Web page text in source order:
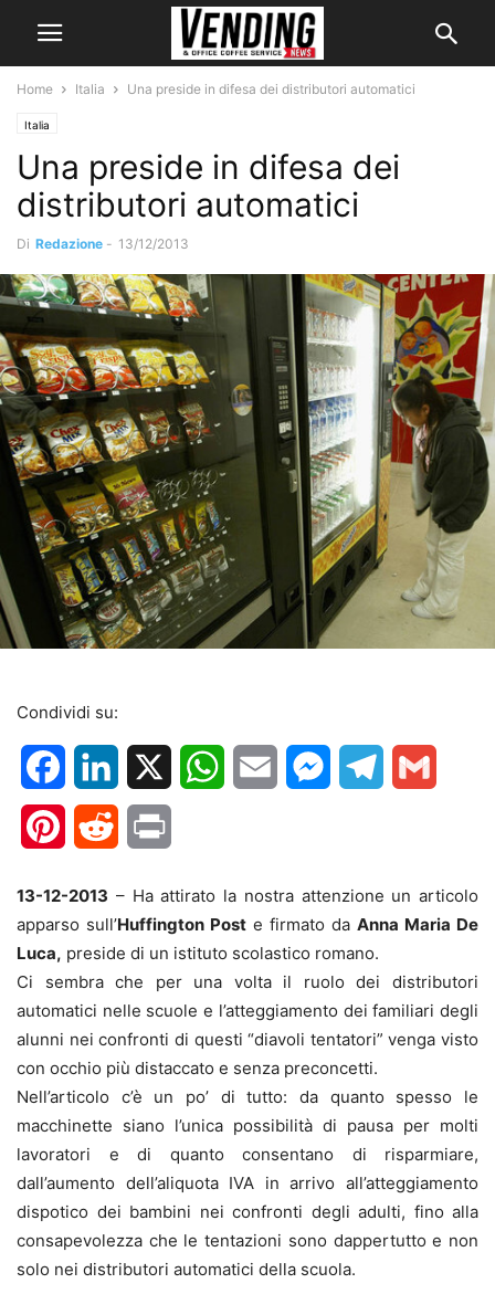
Home Italia Una preside in difesa dei distributori automatici
Italia
Una preside in difesa dei
distributori automatici
Di Redazione - 13/12/2013
Condividi su:
FacebookLinkedIn WhatsApp
Email MessengerTelegram
PinterestReddit
13-12-2013 – Ha attirato la nostra attenzione un articolo
apparso sull’Huffington Post e firmato da Anna Maria De
Luca, preside di un istituto scolastico romano.
Ci sembra che per una volta il ruolo dei distributori
automatici nelle scuole e l’atteggiamento dei familiari degli
alunni nei confronti di questi “diavoli tentatori” venga visto
con occhio più distaccato e senza preconcetti.
Nell’articolo c’è un po’ di tutto: da quanto spesso le
macchinette siano l’unica possibilità di pausa per molti
lavoratori e di quanto consentano di risparmiare,
dall’aumento dell’aliquota IVA in arrivo all’atteggiamento
dispotico dei bambini nei confronti degli adulti, fino alla
consapevolezza che le tentazioni sono dappertutto e non
solo nei distributori automatici della scuola.